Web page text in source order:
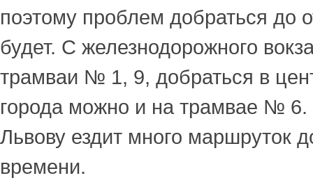
поэтому проблем добраться до
будет. С железнодорожного
трамваи № 1, 9, добраться в
города можно и на трамвае № 6.
Львову ездит много маршруток
времени.